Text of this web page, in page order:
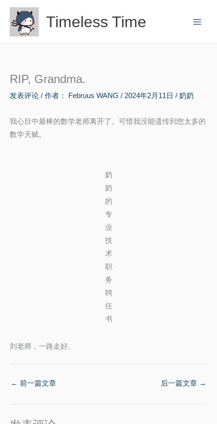
容
Timeless Time
RIP, Grandma.
发表评论 / 作者： Februus WANG / 2024年2月11日 / 奶奶
我心目中最棒的数学老师离开了。可惜我没能遗传到您太多的
数学天赋。
奶
奶
的
专
业
技
术
职
务
聘
任
书
刘老师，一路走好。
← 前一篇文章 后一篇文章 →